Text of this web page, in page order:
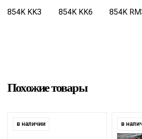
854K KK3
854K KK6 854K
Похожие товары
в наличии в